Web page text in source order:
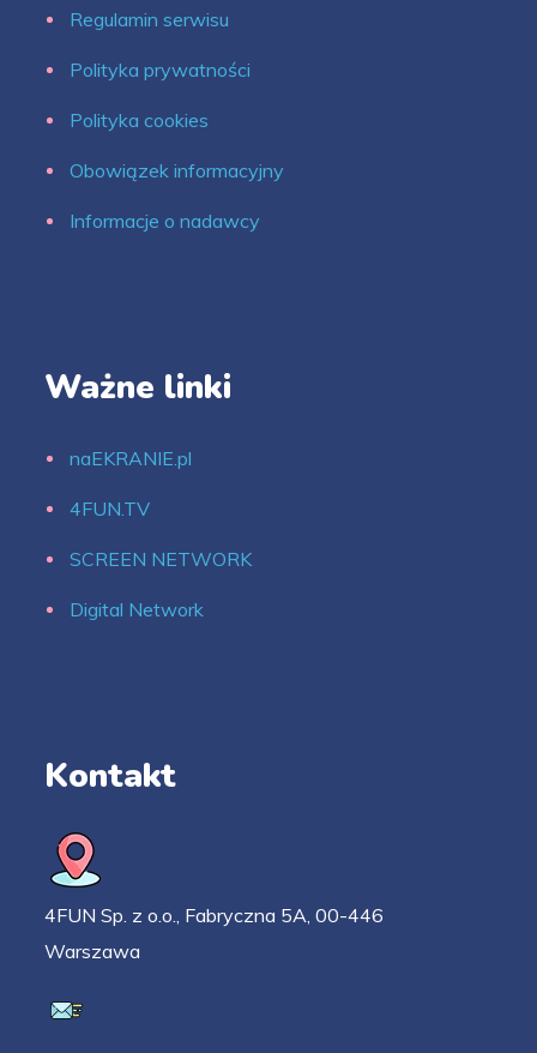
Regulamin serwisu
Polityka prywatności
Polityka cookies
Obowiązek informacyjny
Informacje o nadawcy
Ważne linki
naEKRANIE.pl
4FUN.TV
SCREEN NETWORK
Digital Network
Kontakt
4FUN Sp. z o.o., Fabryczna 5A, 00-446
Warszawa